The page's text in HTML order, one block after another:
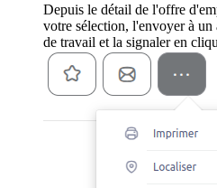
Depuis le détail de l'offre
votre sélection, l'envoyer à
de travail et la signaler en